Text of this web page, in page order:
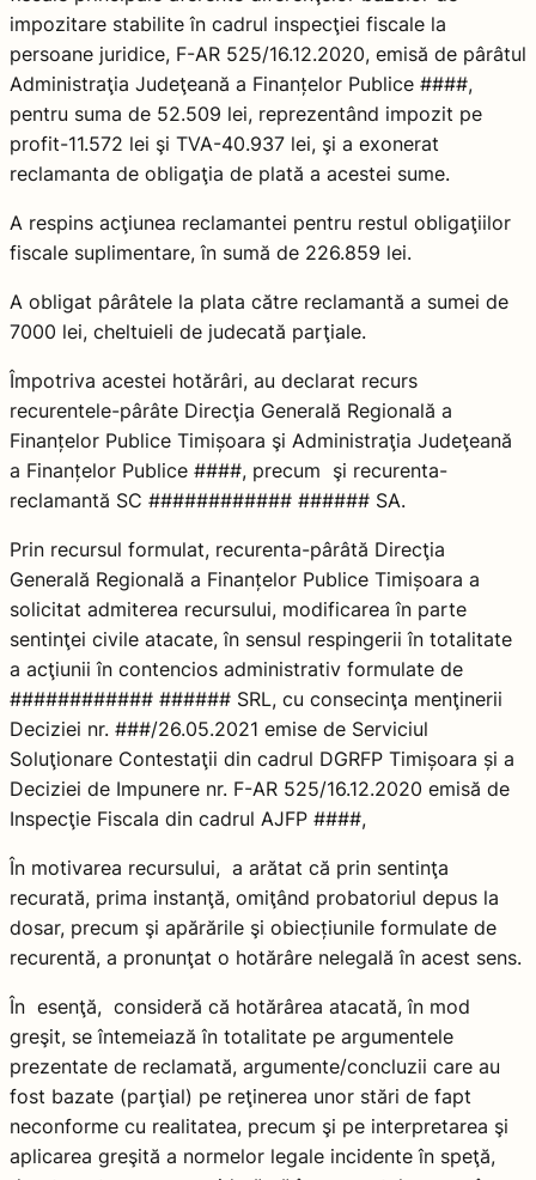
impozitare stabilite în cadrul inspecţiei fiscale la
persoane juridice, F-AR 525/16.12.2020, emisă de pârâtul
Administraţia Judeţeană a Finanțelor Publice ####,
pentru suma de 52.509 lei, reprezentând impozit pe
profit-11.572 lei şi TVA-40.937 lei, şi a exonerat
reclamanta de obligaţia de plată a acestei sume.
A respins acţiunea reclamantei pentru restul obligaţiilor
fiscale suplimentare, în sumă de 226.859 lei.
A obligat pârâtele la plata către reclamantă a sumei de
7000 lei, cheltuieli de judecată parţiale.
Împotriva acestei hotărâri, au declarat recurs
recurentele-pârâte Direcţia Generală Regională a
Finanțelor Publice Timișoara şi Administraţia Judeţeană
a Finanțelor Publice ####, precum şi recurenta-
reclamantă SC ############ ###### SA.
Prin recursul formulat, recurenta-pârâtă Direcţia
Generală Regională a Finanțelor Publice Timișoara a
solicitat admiterea recursului, modificarea în parte
sentinţei civile atacate, în sensul respingerii în totalitate
a acţiunii în contencios administrativ formulate de
############ ###### SRL, cu consecinţa menţinerii
Deciziei nr. ###/26.05.2021 emise de Serviciul
Soluţionare Contestaţii din cadrul DGRFP Timișoara și a
Deciziei de Impunere nr. F-AR 525/16.12.2020 emisă de
Inspecţie Fiscala din cadrul AJFP ####,
În motivarea recursului, a arătat că prin sentinţa
recurată, prima instanţă, omiţând probatoriul depus la
dosar, precum şi apărările şi obiecțiunile formulate de
recurentă, a pronunţat o hotărâre nelegală în acest sens.
În esenţă, consideră că hotărârea atacată, în mod
greşit, se întemeiază în totalitate pe argumentele
prezentate de reclamată, argumente/concluzii care au
fost bazate (parţial) pe reţinerea unor stări de fapt
neconforme cu realitatea, precum şi pe interpretarea şi
aplicarea greşită a normelor legale incidente în speţă,